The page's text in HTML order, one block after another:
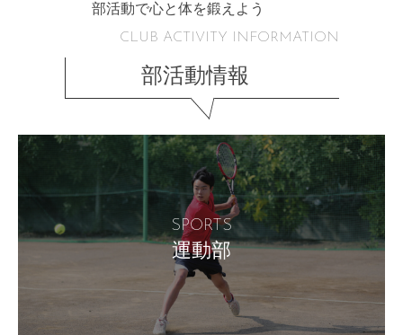
部活動で心と体を鍛えよう
CLUB ACTIVITY INFORMATION
部活動情報
SPORTS
運動部